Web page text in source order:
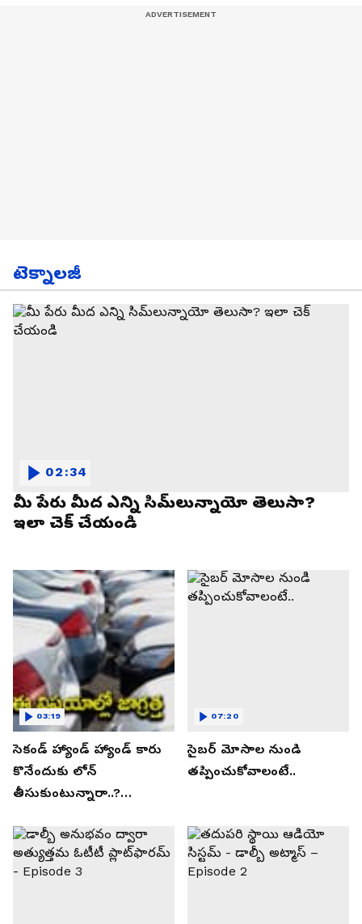
టెక్నాలజీ
మీ పేరు మీద ఎన్ని సిమ్‌లున్నాయో తెలుసా?
ఇలా చెక్ చేయండి
02:34
సెకండ్ హ్యాండ్ హ్యాండ్ కారు
కొనేందుకు లోన్
తీసుకుంటున్నారా..?
తెలుసుకోండి..!
03:19
సైబర్ మోసాల నుండి
తప్పించుకోవాలంటే..
07:20